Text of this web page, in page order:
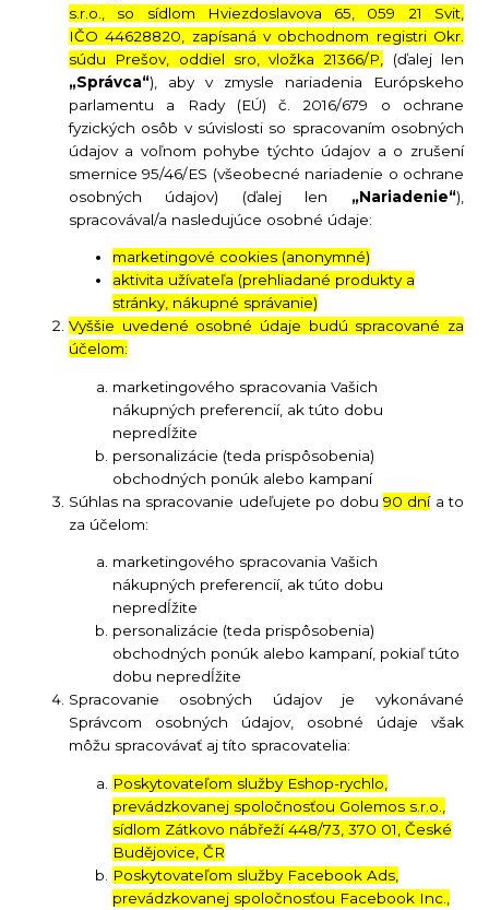
s.r.o., so sídlom Hviezdoslavova 65, 059 21 Svit,
IČO 44628820, zapísaná v obchodnom registri Okr.
súdu Prešov, oddiel sro, vložka 21366/P,
(ďalej len
„Správca“), aby v zmysle nariadenia Európskeho
parlamentu a Rady (EÚ) č. 2016/679 o ochrane
fyzických osôb v súvislosti so spracovaním osobných
údajov a voľnom pohybe týchto údajov a o zrušení
smernice 95/46/ES (všeobecné nariadenie o ochrane
osobných údajov) (ďalej len „Nariadenie“),
spracovával/a nasledujúce osobné údaje:
marketingové cookies (anonymné)
aktivita užívateľa (prehliadané produkty a
stránky, nákupné správanie)
Vyššie uvedené osobné údaje budú spracované za
účelom:
marketingového spracovania Vašich
nákupných preferencií, ak túto dobu
nepredĺžite
personalizácie (teda prispôsobenia)
obchodných ponúk alebo kampaní
Súhlas na spracovanie udeľujete po dobu90 dnía to
za účelom:
marketingového spracovania Vašich
nákupných preferencií, ak túto dobu
nepredĺžite
personalizácie (teda prispôsobenia)
obchodných ponúk alebo kampaní, pokiaľ túto
dobu nepredĺžite
Spracovanie osobných údajov je vykonávané
Správcom osobných údajov, osobné údaje však
môžu spracovávať aj títo spracovatelia:
Poskytovateľom služby Eshop-rychlo,
prevádzkovanej spoločnosťou Golemos s.r.o.,
sídlom Zátkovo nábřeží 448/73, 370 01, České
Budějovice, ČR
Poskytovateľom služby Facebook Ads,
prevádzkovanej spoločnosťou Facebook Inc.,